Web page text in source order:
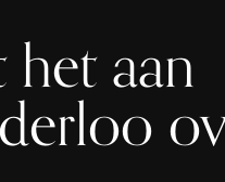
het aan